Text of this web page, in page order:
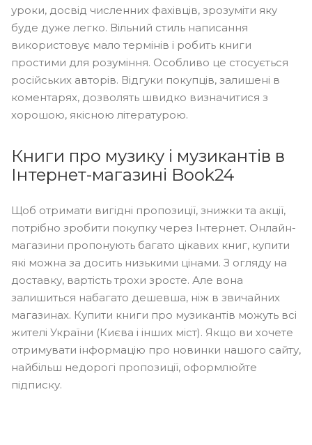
уроки, досвід численних фахівців, зрозуміти яку
буде дуже легко. Вільний стиль написання
використовує мало термінів і робить книги
простими для розуміння. Особливо це стосується
російських авторів. Відгуки покупців, залишені в
коментарях, дозволять швидко визначитися з
хорошою, якісною літературою.
Книги про музику і музикантів в
Інтернет-магазині Book24
Щоб отримати вигідні пропозиції, знижки та акції,
потрібно зробити покупку через Інтернет. Онлайн-
магазини пропонують багато цікавих книг, купити
які можна за досить низькими цінами. З огляду на
доставку, вартість трохи зросте. Але вона
залишиться набагато дешевша, ніж в звичайних
магазинах. Купити книги про музикантів можуть всі
жителі України (Києва і інших міст). Якщо ви хочете
отримувати інформацію про новинки нашого сайту,
найбільш недорогі пропозиції, оформлюйте
підписку.